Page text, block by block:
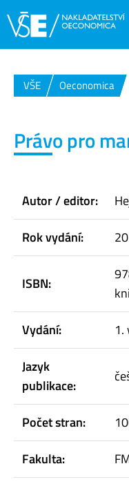
VŠE Oeconomica
Právo pro
Autor / editor:
Rok vydání:
ISBN:
Vydání:
1.
Jazyk
publikace:
Počet stran:
Fakulta: